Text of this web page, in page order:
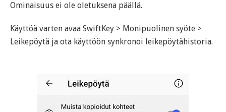
Ominaisuus ei ole oletuksena päällä.
Käyttöä varten avaa SwiftKey > Monipuolinen syöte >
Leikepöytä ja ota käyttöön synkronoi leikepöytähistoria.